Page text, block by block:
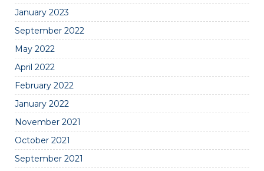
January 2023
September 2022
May 2022
April 2022
February 2022
January 2022
November 2021
October 2021
September 2021